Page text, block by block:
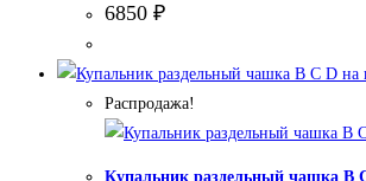
6850 ₽
Распродажа!
Купальник раздельный чашка В